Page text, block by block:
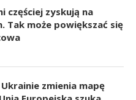
częściej zyskują na
Tak może powiększać się
zmienia mapę